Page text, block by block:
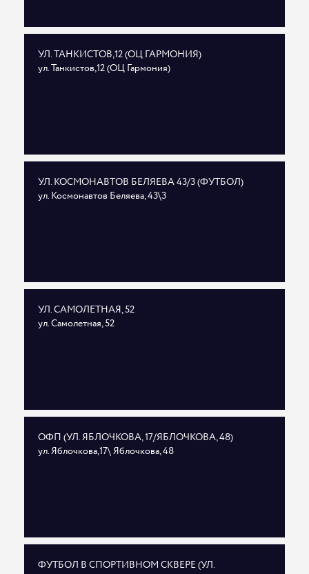
УЛ. ТАНКИСТОВ,12 (ОЦ ГАРМОНИЯ)
ул. Танкистов,12 (ОЦ Гармония)
УЛ. КОСМОНАВТОВ БЕЛЯЕВА 43/3 (ФУТБОЛ)
ул. Космонавтов Беляева, 43\3
УЛ. САМОЛЕТНАЯ, 52
ул. Самолетная, 52
ОФП (УЛ. ЯБЛОЧКОВА, 17/ЯБЛОЧКОВА, 48)
ул. Яблочкова,17\ Яблочкова, 48
ФУТБОЛ В СПОРТИВНОМ СКВЕРЕ (УЛ.